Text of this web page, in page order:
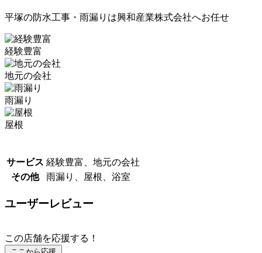
平塚の防水工事・雨漏りは興和産業株式会社へお任せ
経験豊富
地元の会社
雨漏り
屋根
サービス 経験豊富、地元の会社
その他
雨漏り、屋根、浴室
ユーザーレビュー
この店舗を応援する！